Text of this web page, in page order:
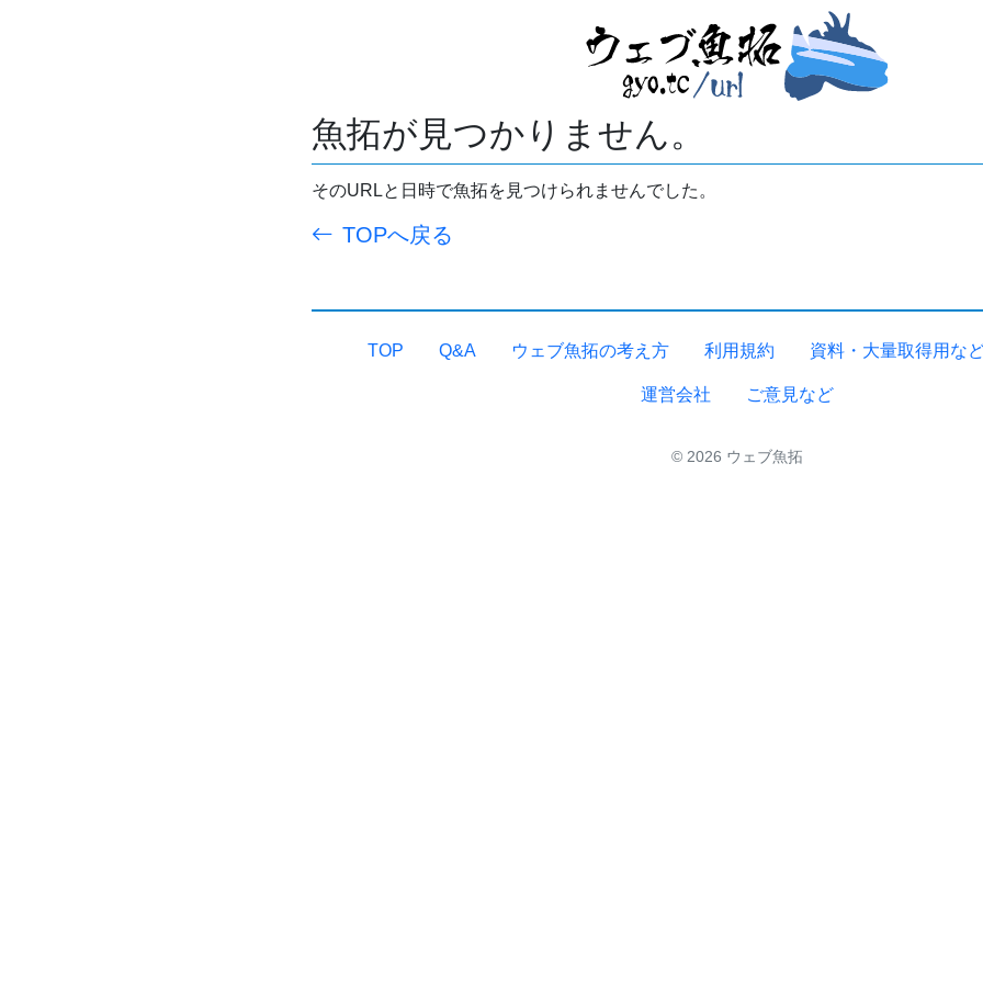
魚拓が見つかりません。
そのURLと日時で魚拓を見つけられませんでした。
TOPへ戻る
TOP Q&A ウェブ魚拓の考え方 利用規約 資料・大量取得用な
運営会社 ご意見など
© 2026 ウェブ魚拓